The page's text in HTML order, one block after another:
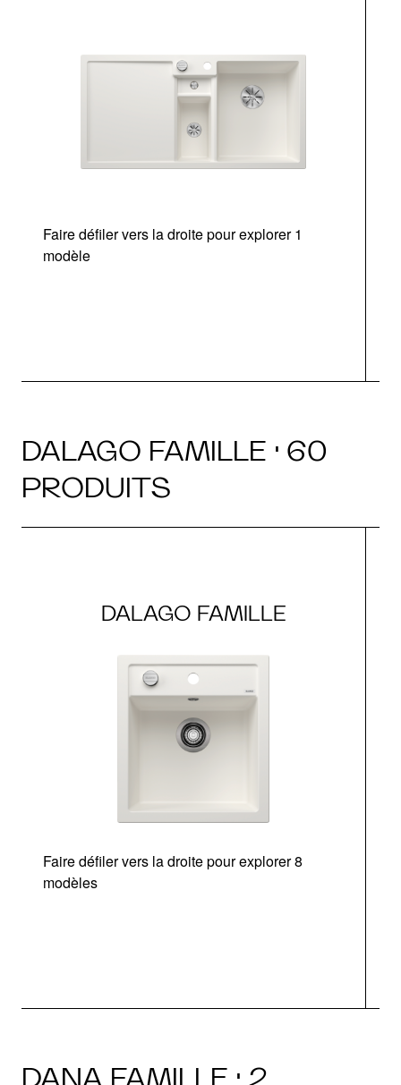
Faire défiler vers la droite pour explorer 1
modèle
DALAGO FAMILLE · 60
PRODUITS
DALAGO FAMILLE
Faire défiler vers la droite pour explorer 8
modèles
DANA FAMILLE · 2